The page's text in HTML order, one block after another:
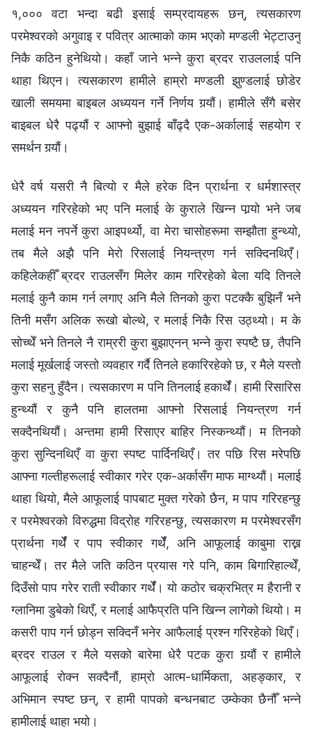
१,००० वटा भन्दा बढी इसाई सम्प्रदायहरू छन्, त्यसकारण
परमेश्‍वरको अगुवाइ र पवित्र आत्‍माको काम भएको मण्डली भेट्टाउनु
निकै कठिन हुनेथियो। कहाँ जाने भन्‍ने कुरा ब्रदर राउललाई पनि
थाहा थिएन। त्यसकारण हामीले हाम्रो मण्डली झुण्डलाई छोडेर
खाली समयमा बाइबल अध्ययन गर्ने निर्णय गर्‍यौं। हामीले सँगै बसेर
बाइबल धेरै पढ्यौं र आफ्‍नो बुझाई बाँढ्दै एक-अर्कालाई सहयोग र
समर्थन गर्‍यौं।
धेरै वर्ष यसरी नै बित्यो र मैले हरेक दिन प्रार्थना र धर्मशास्‍त्र
अध्ययन गरिरहेको भए पनि मलाई के कुराले खिन्‍न पार्‍यो भने जब
मलाई मन नपर्ने कुरा आइपर्थ्यो, वा मेरा चासोहरूमा सम्झौता हुन्थ्यो,
तब मैले अझै पनि मेरो रिसलाई नियन्त्रण गर्न सक्दिनथिएँ।
कहिलेकहीँ ब्रदर राउलसँग मिलेर काम गरिरहेको बेला यदि तिनले
मलाई कुनै काम गर्न लगाए अनि मैले तिनको कुरा पटक्कै बुझिनँ भने
तिनी मसँग अलिक रूखो बोल्थे, र मलाई निकै रिस उठ्थ्यो। म के
सोच्थेँ भने तिनले नै राम्ररी कुरा बुझाएनन् भन्‍ने कुरा स्पष्टै छ, तैपनि
मलाई मूर्खलाई जस्तो व्यवहार गर्दै तिनले हकारिरहेको छ, र मैले यस्तो
कुरा सहनु हुँदैन। त्यसकारण म पनि तिनलाई हकार्थेँ। हामी रिसारिस
हुन्थ्यौं र कुनै पनि हालतमा आफ्‍नो रिसलाई नियन्त्रण गर्न
सक्दैनथियौं। अन्तमा हामी रिसाएर बाहिर निस्कन्थ्यौं। म तिनको
कुरा सुन्दिनथिएँ वा कुरा स्पष्ट पार्दिनथिएँ। तर पछि रिस मरेपछि
आफ्‍ना गल्तीहरूलाई स्वीकार गरेर एक-अर्कासँग माफ माग्थ्यौं। मलाई
थाहा थियो, मैले आफूलाई पापबाट मुक्त गरेको छैन, म पाप गरिरहन्छु
र परमेश्‍वरको विरुद्धमा विद्रोह गरिरहन्छु, त्यसकारण म परमेश्‍वरसँग
प्रार्थना गर्थेँ र पाप स्वीकार गर्थेँ, अनि आफूलाई काबुमा राख्न
चाहन्थेँ। तर मैले जति कठिन प्रयास गरे पनि, काम बिगारिहाल्थेँ,
दिउँसो पाप गरेर राती स्वीकार गर्थेँ। यो कठोर चक्रभित्र म हैरानी र
ग्लानिमा डुबेको थिएँ, र मलाई आफैप्रति पनि खिन्‍न लागेको थियो। म
कसरी पाप गर्न छोड्न सक्दिनँ भनेर आफैलाई प्रश्‍न गरिरहेको थिएँ।
ब्रदर राउल र मैले यसको बारेमा धेरै पटक कुरा गर्‍यौं र हामीले
आफूलाई रोक्‍न सक्दैनौं, हाम्रो आत्म-धार्मिकता, अहङ्कार, र
अभिमान स्पष्ट छन्, र हामी पापको बन्धनबाट उम्केका छैनौँ भन्‍ने
हामीलाई थाहा भयो।